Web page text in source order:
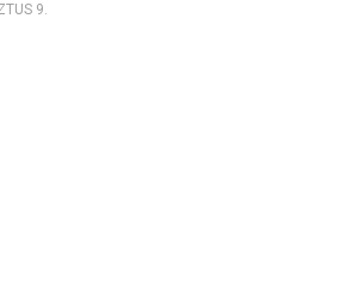
9.